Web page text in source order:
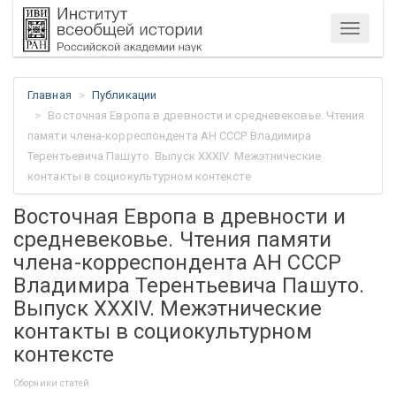
Меню
Главная
Публикации
Восточная Европа в древности и средневековье. Чтения
памяти члена-корреспондента АН СССР Владимира
Терентьевича Пашуто. Выпуск XXХIV. Межэтнические
контакты в социокультурном контексте
Восточная Европа в древности и
средневековье. Чтения памяти
члена-корреспондента АН СССР
Владимира Терентьевича Пашуто.
Выпуск XXХIV. Межэтнические
контакты в социокультурном
контексте
Сборники статей